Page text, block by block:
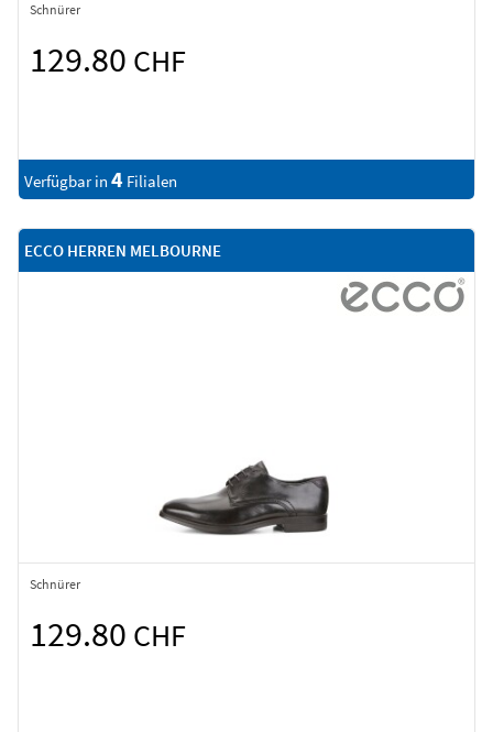
Schnürer
129.80 CHF
Verfügbar in 4 Filialen
ECCO HERREN MELBOURNE
Schnürer
129.80 CHF